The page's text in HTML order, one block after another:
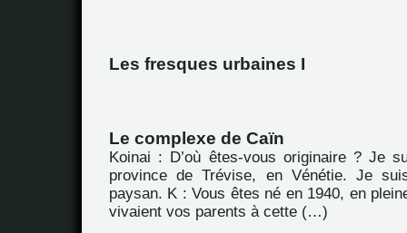
Les fresques urbaines I
Le complexe de Caïn
Koinai : D’où êtes-vous originaire ? Je
province de Trévise, en Vénétie. Je
paysan. K : Vous êtes né en 1940, en
vivaient vos parents à cette (…)